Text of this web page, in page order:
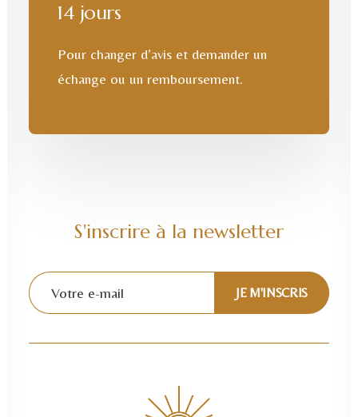
14 jours
Pour changer d’avis et demander un
échange ou un remboursement.
S'inscrire à la newsletter